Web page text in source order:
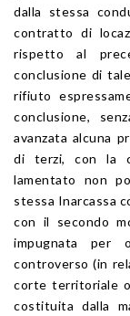
dalla stessa
contratto di
rispetto al
conclusione di
rifiuto
conclusione,
avanzata alcuna
di terzi, con la
lamentato non
stessa Inarcassa
con il secondo
impugnata per
controverso (in
corte territoriale
costituita dalla